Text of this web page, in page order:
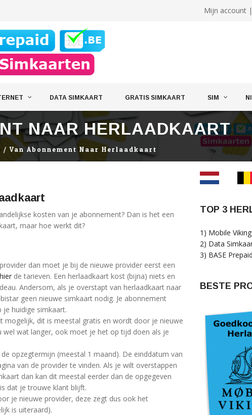
Mijn account |
DATA SIMKAART GRATIS SIMKAART SIM
NAAR HERLAADKAART
/Van Abonnement Naar Herlaadkaart
kosten van je abonnement? Dan is het een
maar hoe werkt dit?
dan moet je bij de nieuwe provider eerst een
hier de tarieven. Een herlaadkaart kost (bijna) niets en
Andersom, als je overstapt van herlaadkaart naar
geen nieuwe simkaart nodig. Je abonnement
huidige simkaart.
mogelijk, dit is meestal gratis en wordt door je nieuwe
wel wat langer, ook moet je het op tijd doen als je
opzegtermijn (meestal 1 maand). De einddatum van
van de provider te vinden. Als je wilt overstappen
dan kan dit meestal eerder dan de opgegeven
dat je trouwe klant blijft.
je nieuwe provider, deze zegt dus ook het
is uiteraard).
TOP 3
1) Mobile
2) Data
3) BASE Prepaid
BESTE